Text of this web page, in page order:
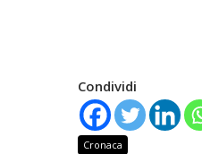
Condividi
Cronaca